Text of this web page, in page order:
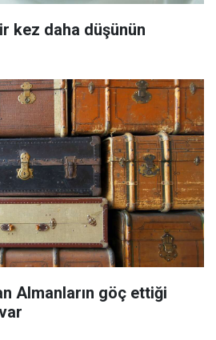
kez daha düşünün
Almanların göç ettiği